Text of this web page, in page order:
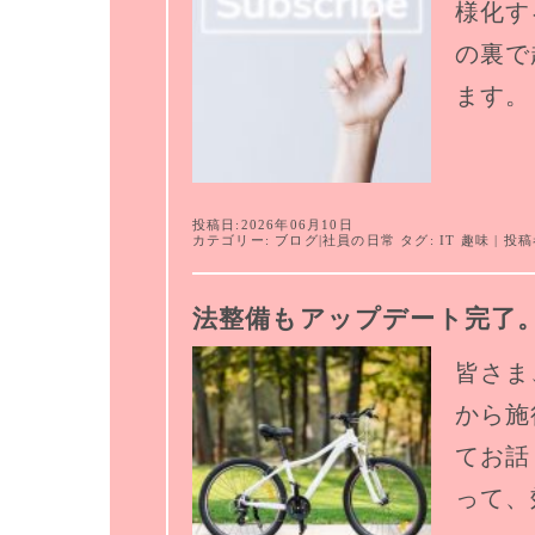
様化
の裏
ます
投稿日:2026年06月10日
カテゴリー: ブログ 社員の日常 タグ: IT 趣味 | 投
法整備もアップデート完了
皆さ
から
てお
って